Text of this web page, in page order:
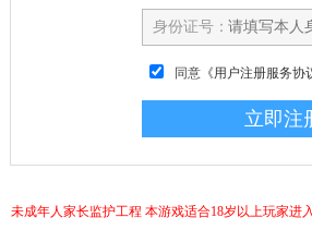
身份证号：
同意 《用户注册服务协
未成年人家长监护工程 本游戏适合18岁以上玩家进入